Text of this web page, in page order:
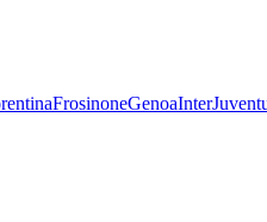
FrosinoneGenoaInter